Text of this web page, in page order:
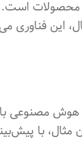
محصولات
این فناوری
با
با